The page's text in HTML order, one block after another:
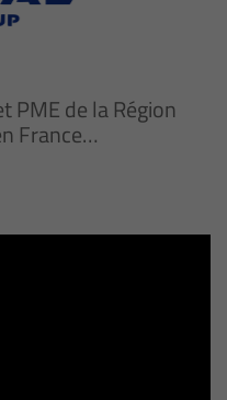
PME de la Région
France…